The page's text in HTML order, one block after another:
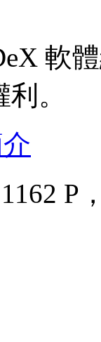
軟
。